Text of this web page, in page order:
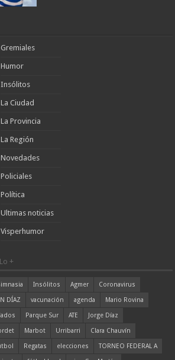
Gremiales
Humor
Insólitos
La Ciudad
La Provincia
La Región
Novedades
Policiales
Política
Ultimas noticias
Visperhumor
Lo +
Insólitos Agmer
Coronavirus
DÍAZ vacunación agenda
Mario Rovina
Parque Sur ATE
Jorge Díaz
Marbot Urribarri
Clara Chauvín
Regatas elecciones
TORNEO FEDERAL A